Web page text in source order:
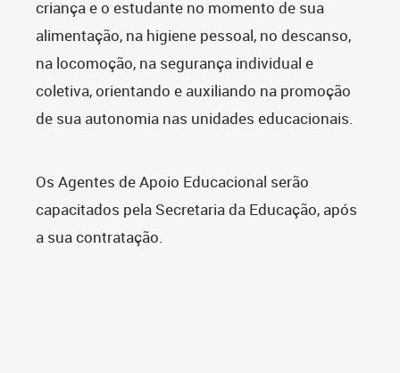
criança e o estudante no momento de sua
alimentação, na higiene pessoal, no descanso,
na locomoção, na segurança individual e
coletiva, orientando e auxiliando na promoção
de sua autonomia nas unidades educacionais.
Os Agentes de Apoio Educacional serão
capacitados pela Secretaria da Educação, após
a sua contratação.